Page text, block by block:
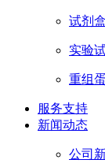
试剂盒
实验
重组
服务支持
新闻动态
公司